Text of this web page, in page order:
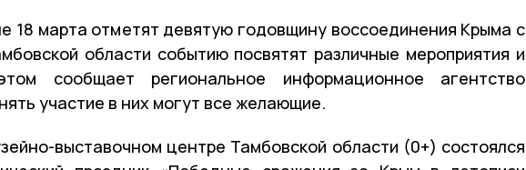
18 марта отметят девятую годовщину воссоединения Крыма с
области событию посвятят различные мероприятия и
сообщает региональное информационное агентство
участие в них могут все желающие.
выставочном центре Тамбовской области (0+) состоялся